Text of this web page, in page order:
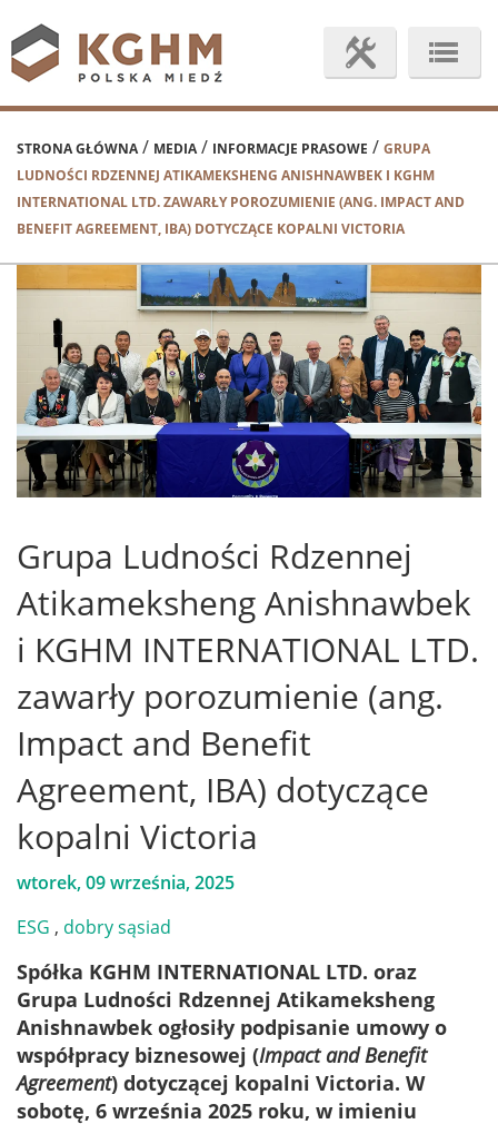
STRONA GŁÓWNA/ MEDIA/ INFORMACJE PRASOWE / GRUPA
LUDNOŚCI RDZENNEJ ATIKAMEKSHENG ANISHNAWBEK I KGHM
INTERNATIONAL LTD. ZAWARŁY POROZUMIENIE (ANG. IMPACT AND
BENEFIT AGREEMENT, IBA) DOTYCZĄCE KOPALNI VICTORIA
Grupa Ludności Rdzennej
Atikameksheng Anishnawbek
i KGHM INTERNATIONAL LTD.
zawarły porozumienie (ang.
Impact and Benefit
Agreement, IBA) dotyczące
kopalni Victoria
wtorek, 09 września, 2025
ESG , dobry sąsiad
Spółka KGHM INTERNATIONAL LTD. oraz
Grupa Ludności Rdzennej Atikameksheng
Anishnawbek ogłosiły podpisanie umowy o
współpracy biznesowej (Impact and Benefit
Agreement) dotyczącej kopalni Victoria. W
sobotę, 6 września 2025 roku, w imieniu